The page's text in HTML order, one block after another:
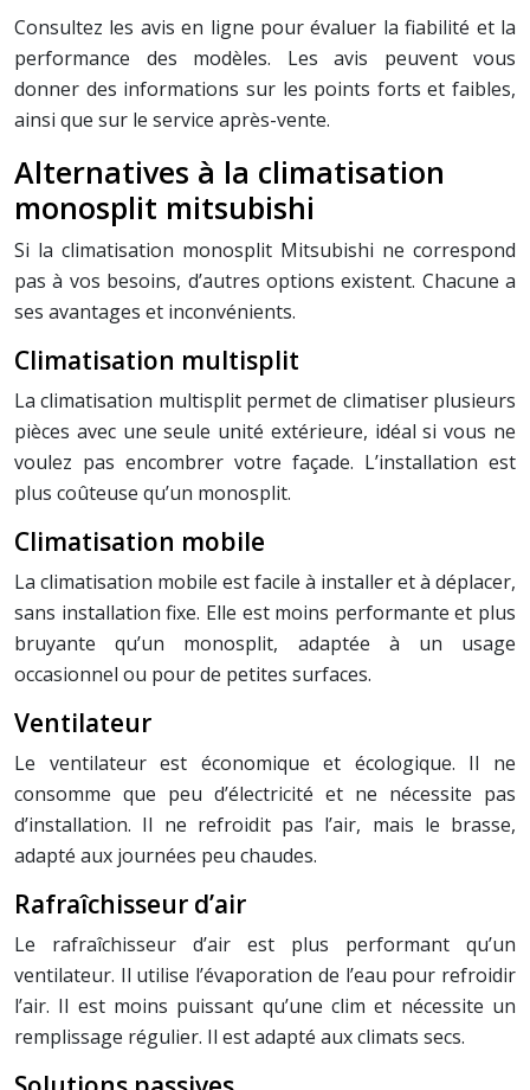
Consultez les avis en ligne pour évaluer la fiabilité et la
performance des modèles. Les avis peuvent vous
donner des informations sur les points forts et faibles,
ainsi que sur le service après-vente.
Alternatives à la climatisation
monosplit mitsubishi
Si la climatisation monosplit Mitsubishi ne correspond
pas à vos besoins, d’autres options existent. Chacune a
ses avantages et inconvénients.
Climatisation multisplit
La climatisation multisplit permet de climatiser plusieurs
pièces avec une seule unité extérieure, idéal si vous ne
voulez pas encombrer votre façade. L’installation est
plus coûteuse qu’un monosplit.
Climatisation mobile
La climatisation mobile est facile à installer et à déplacer,
sans installation fixe. Elle est moins performante et plus
bruyante qu’un monosplit, adaptée à un usage
occasionnel ou pour de petites surfaces.
Ventilateur
Le ventilateur est économique et écologique. Il ne
consomme que peu d’électricité et ne nécessite pas
d’installation. Il ne refroidit pas l’air, mais le brasse,
adapté aux journées peu chaudes.
Rafraîchisseur d’air
Le rafraîchisseur d’air est plus performant qu’un
ventilateur. Il utilise l’évaporation de l’eau pour refroidir
l’air. Il est moins puissant qu’une clim et nécessite un
remplissage régulier. Il est adapté aux climats secs.